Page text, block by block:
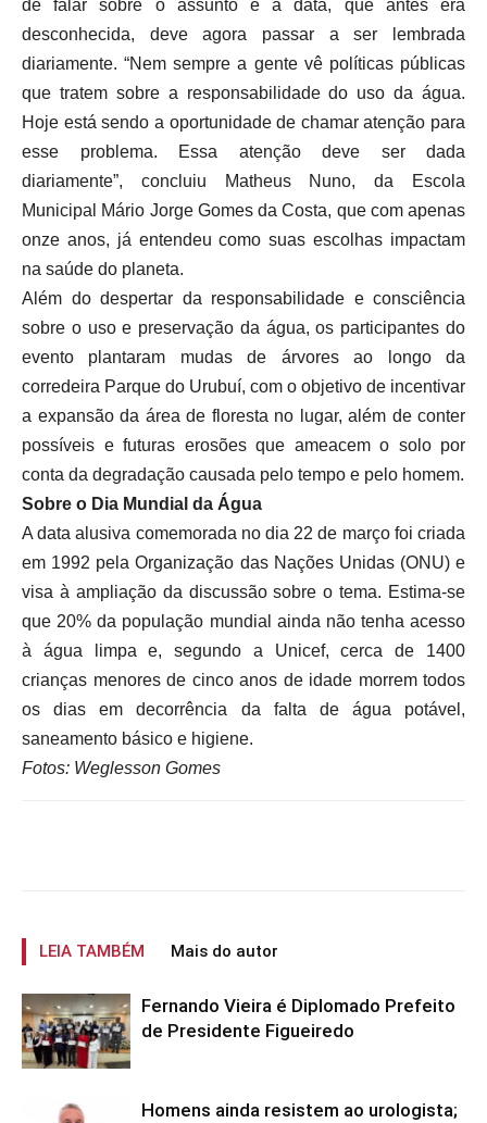
de falar sobre o assunto e a data, que antes era
desconhecida, deve agora passar a ser lembrada
diariamente. “Nem sempre a gente vê políticas públicas
que tratem sobre a responsabilidade do uso da água.
Hoje está sendo a oportunidade de chamar atenção para
esse problema. Essa atenção deve ser dada
diariamente”, concluiu Matheus Nuno, da Escola
Municipal Mário Jorge Gomes da Costa, que com apenas
onze anos, já entendeu como suas escolhas impactam
na saúde do planeta.
Além do despertar da responsabilidade e consciência
sobre o uso e preservação da água, os participantes do
evento plantaram mudas de árvores ao longo da
corredeira Parque do Urubuí, com o objetivo de incentivar
a expansão da área de floresta no lugar, além de conter
possíveis e futuras erosões que ameacem o solo por
conta da degradação causada pelo tempo e pelo homem.
Sobre o Dia Mundial da Água
A data alusiva comemorada no dia 22 de março foi criada
em 1992 pela Organização das Nações Unidas (ONU) e
visa à ampliação da discussão sobre o tema. Estima-se
que 20% da população mundial ainda não tenha acesso
à água limpa e, segundo a Unicef, cerca de 1400
crianças menores de cinco anos de idade morrem todos
os dias em decorrência da falta de água potável,
saneamento básico e higiene.
Fotos: Weglesson Gomes
LEIA TAMBÉM Mais do autor
Fernando Vieira é Diplomado Prefeito
de Presidente Figueiredo
Homens ainda resistem ao urologista;